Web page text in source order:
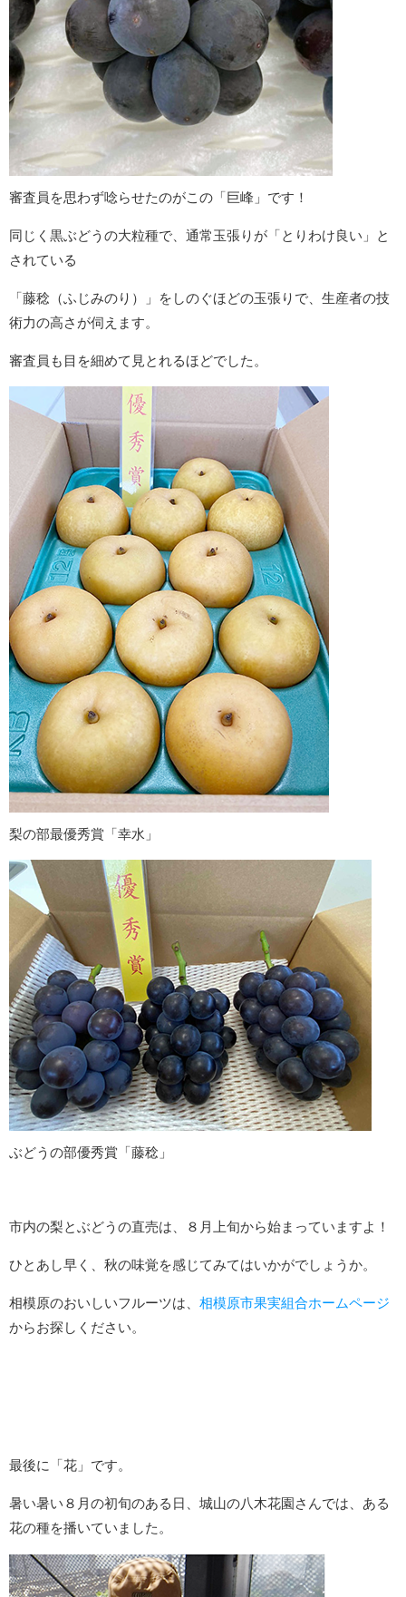
審査員を思わず唸らせたのがこの「巨峰」です！
同じく黒ぶどうの大粒種で、通常玉張りが「とりわけ良い」と
されている
「藤稔（ふじみのり）」をしのぐほどの玉張りで、生産者の技
術力の高さが伺えます。
審査員も目を細めて見とれるほどでした。
梨の部最優秀賞「幸水」
ぶどうの部優秀賞「藤稔」
市内の梨とぶどうの直売は、８月上旬から始まっていますよ！
ひとあし早く、秋の味覚を感じてみてはいかがでしょうか。
相模原のおいしいフルーツは、 相模原市果実組合ホームページ
からお探しください。
最後に「花」です。
暑い暑い８月の初旬のある日、城山の八木花園さんでは、ある
花の種を播いていました。